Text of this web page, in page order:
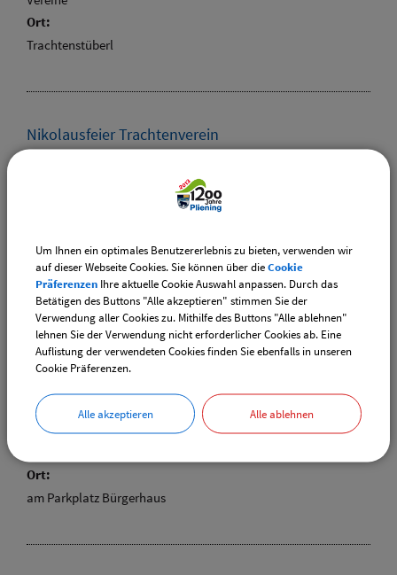
Ort:
Trachtenstüberl
Nikolausfeier Trachtenverein
Ort:
Trachtenstüberl
Weihnachtsmarkt am 5.oder 12.12.2026 ?
05.12.2026 14:00 Uhr
12.12.2026 22:00 Uhr
Kategorie:
Ort:
am Parkplatz Bürgerhaus
Um Ihnen ein optimales Benutzererlebnis zu bieten, verwenden wir
auf dieser Webseite Cookies. Sie können über dieCookie
Präferenzen Ihre aktuelle Cookie Auswahl anpassen. Durch das
Betätigen des Buttons "Alle akzeptieren" stimmen Sie der
Verwendung aller Cookies zu. Mithilfe des Buttons "Alle ablehnen"
lehnen Sie der Verwendung nicht erforderlicher Cookies ab. Eine
Auflistung der verwendeten Cookies finden Sie ebenfalls in unseren
Cookie Präferenzen.
Alle akzeptieren Alle ablehnen